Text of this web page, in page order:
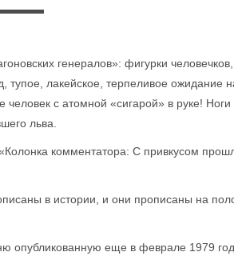
генералов»: фигурки человечков,
тупое, лакейское, терпеливое ожидание
с атомной «сигарой» в руке! Ноги
льва.
комментатора: С привкусом
в истории, и они прописаны на
опубликованную еще в феврале 1979